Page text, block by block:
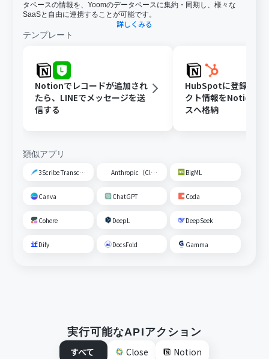
タベースの情報を、Yoomのデータベースに集約・同期し、様々な
SaaSと自由に連携することが可能です。
詳しくみる
テンプレート
Notionでレコードが追加され
たら、LINEでメッセージを送
信する
HubSpotに登録され
クト情報をNotionデ
スへ格納
類似アプリ
3Scribe Transcription Anthropic（Claude） BigML
Canva ChatGPT Coda
Cohere DeepL DeepSeek
Dify DocsFold Gamma
実行可能なAPIアクション
すべて
Close Notion